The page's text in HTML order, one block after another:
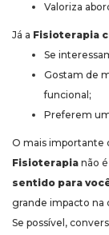
Valoriza
Já a Fisioterapia
Se
Gostam de
funcional;
Preferem
O mais importante
Fisioterapia não
sentido para
grande impacto na
Se possível,